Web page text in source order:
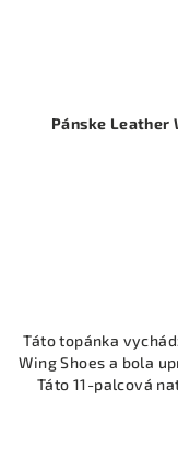
Pánske Leather
Táto topánka
Wing Shoes a bola
Táto 11-palcová